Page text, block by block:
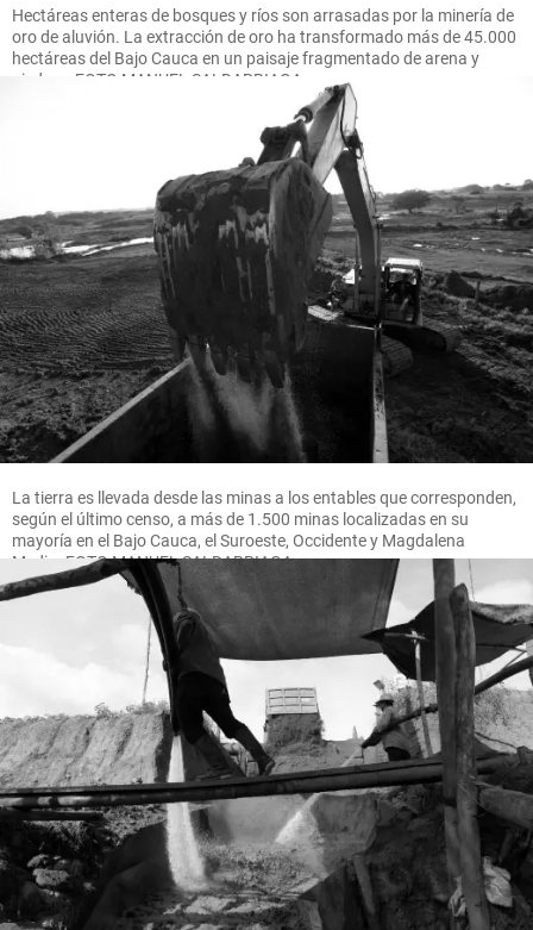
Hectáreas enteras de bosques y ríos son arrasadas por la minería de
oro de aluvión. La extracción de oro ha transformado más de 45.000
hectáreas del Bajo Cauca en un paisaje fragmentado de arena y
piedras. FOTO MANUEL SALDARRIAGA
La tierra es llevada desde las minas a los entables que corresponden,
según el último censo, a más de 1.500 minas localizadas en su
mayoría en el Bajo Cauca, el Suroeste, Occidente y Magdalena
Medio. FOTO MANUEL SALDARRIAGA